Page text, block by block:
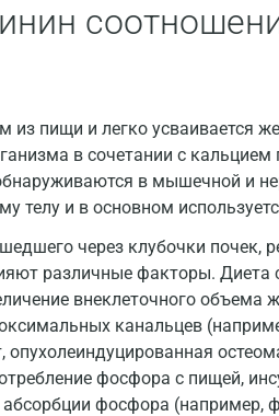
из пищи и легко усваивается
в сочетании с
в мышечной и
телу и в основном
через клубочки почек,
различные факторы.
внеклеточного объема
канальцев
опухолеиндуцированная
фосфора с пищей,
фосфора